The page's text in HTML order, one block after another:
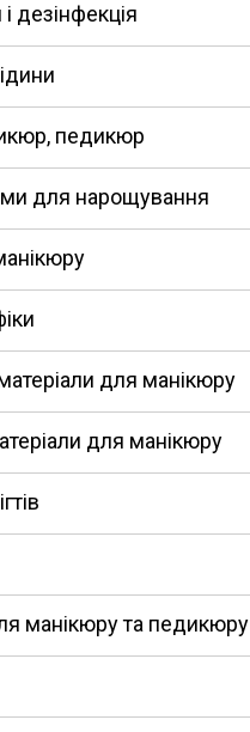
і дезінфекція
педикюр
для нарощування
для манікюру
для манікюру
манікюру та педикюру